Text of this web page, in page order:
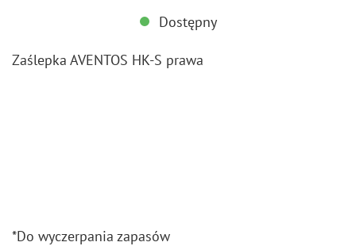
Dostępny
Za­ślep­ka AVEN­TOS HK-S prawa
*Do wy­czer­pa­nia za­pa­sów